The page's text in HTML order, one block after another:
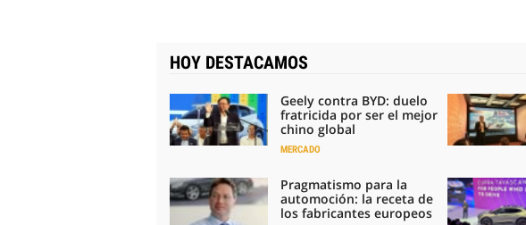
HOY DESTACAMOS
Geely contra BYD: duelo
fratricida por ser el mejor
chino global
MERCADO
Pragmatismo para la
automoción: la receta de
los fabricantes europeos